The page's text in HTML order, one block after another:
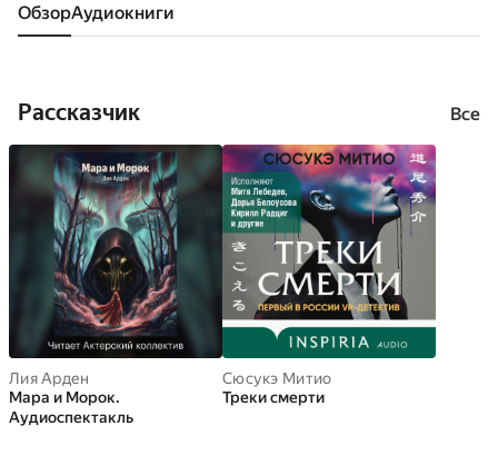
Обзор аудиокниги
Рассказчик Все
Лия Арден
Мара и Морок.
Аудиоспектакль
Сюсукэ Митио
Треки смерти